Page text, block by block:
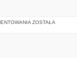
HERO
ZOSTAŁA